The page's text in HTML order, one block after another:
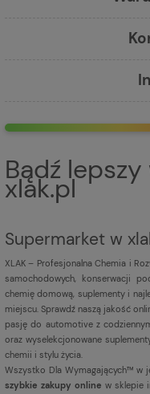
Bądź
xlak.pl
Supermarket w
XLAK – Profesjonalna Chemia i
samochodowych, konserwacji
chemię domową, suplementy i
miejscu. Sprawdź naszą jakość
pasję do automotive z
oraz wyselekcjonowane
chemii i stylu życia.
Wszystko Dla Wymagających™
szybkie zakupy online w sklepie